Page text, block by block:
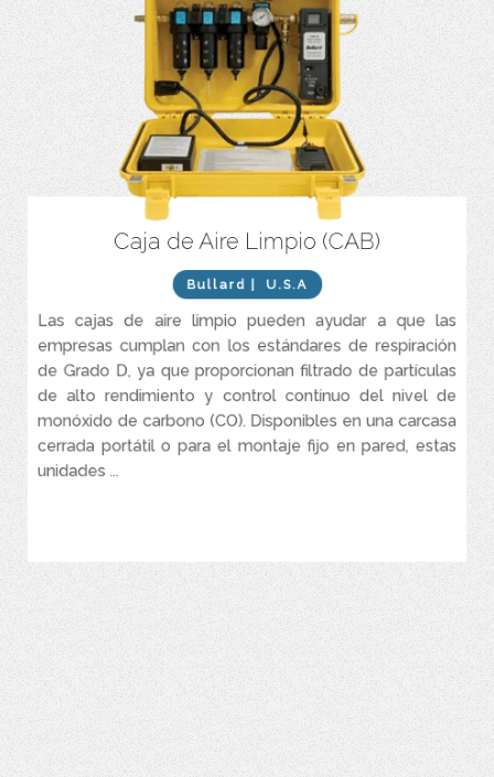
Caja de Aire Limpio (CAB)
Bullard | U.S.A
Las cajas de aire limpio pueden ayudar a que las
empresas cumplan con los estándares de respiración
de Grado D, ya que proporcionan filtrado de partículas
de alto rendimiento y control continuo del nivel de
monóxido de carbono (CO). Disponibles en una carcasa
cerrada portátil o para el montaje fijo en pared, estas
unidades ...
El monitor de CO con calibración automática tarda
aproximadamente 90 segundos y no requiere herramientas.
Alarmas sonoras y visuales para CO alto, flujo de aire bajo y
Alarma remota de alta intensidad de 90 dB con función
estroboscópica.
Los drenajes automáticos de condensado prolongan la vida útil
Los reguladores independientes (opcionales) garantizan que
cada trabajador tenga el flujo de aire adecuado.